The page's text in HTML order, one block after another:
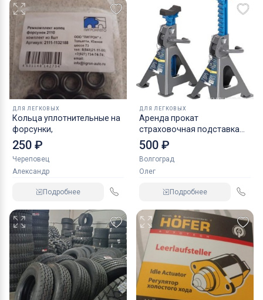
ДЛЯ ЛЕГКОВЫХ
Кольца уплотнительные на
форсунки,
250 ₽
Череповец
Александр
Подробнее
ДЛЯ ЛЕГКОВЫХ
Аренда прокат
страховочная подставка
NORDBERG 2 т
500 ₽
Волгоград
Олег
Подробнее